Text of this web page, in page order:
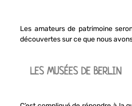
Les amateurs de patrimoine
découvertes sur ce que nous
LES MUSÉES DE BERLIN